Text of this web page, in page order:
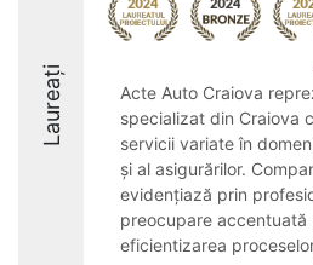
Laureați
Acte Auto Craiova
specializat din Craiova
servicii variate în
și al asigurărilor.
evidențiază prin
preocupare accentuată
eficientizarea